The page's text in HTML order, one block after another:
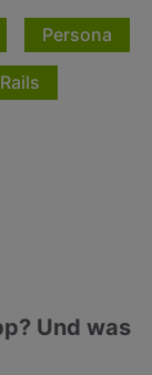
Persona
Und was